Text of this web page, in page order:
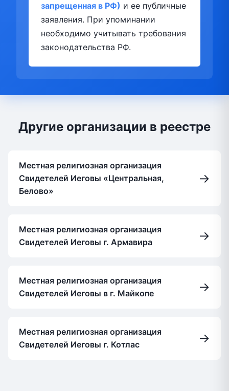
запрещенная в РФ) и ее публичные
заявления. При упоминании
необходимо учитывать требования
законодательства РФ.
Другие организации в реестре
Местная религиозная организация
Свидетелей Иеговы «Центральная,
Белово»
→
Местная религиозная организация
Свидетелей Иеговы г. Армавира
→
Местная религиозная организация
Свидетелей Иеговы в г. Майкопе
→
Местная религиозная организация
Свидетелей Иеговы г. Котлас
→